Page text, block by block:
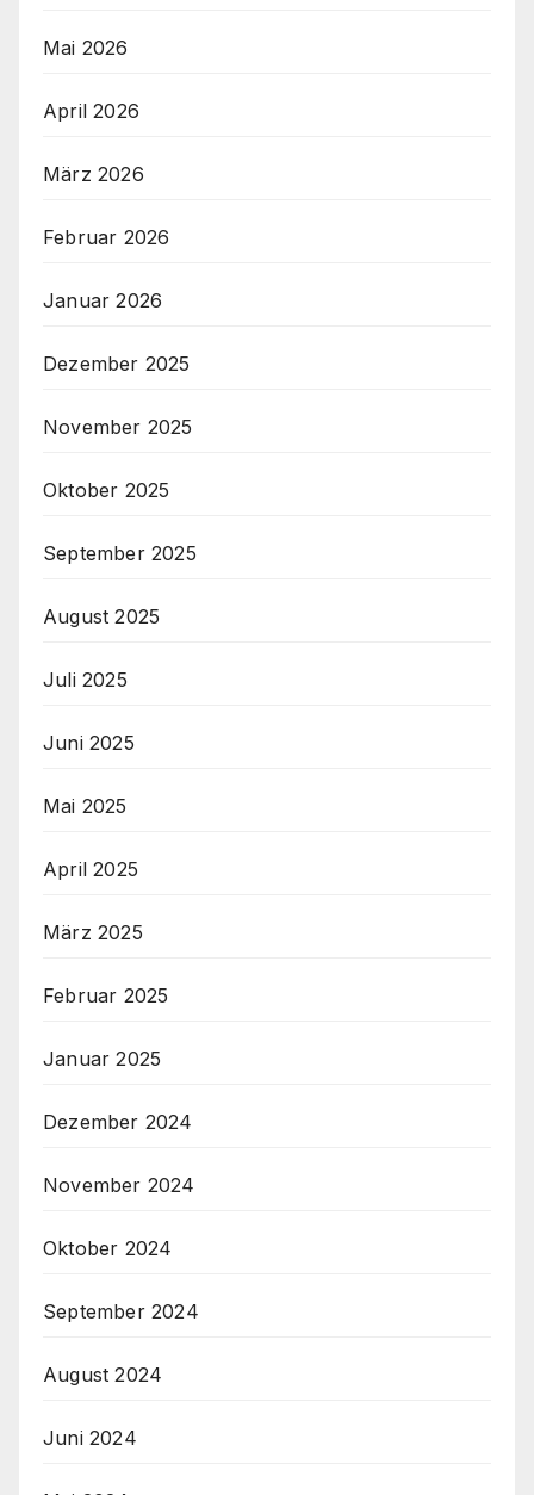
Mai 2026
April 2026
März 2026
Februar 2026
Januar 2026
Dezember 2025
November 2025
Oktober 2025
September 2025
August 2025
Juli 2025
Juni 2025
Mai 2025
April 2025
März 2025
Februar 2025
Januar 2025
Dezember 2024
November 2024
Oktober 2024
September 2024
August 2024
Juni 2024